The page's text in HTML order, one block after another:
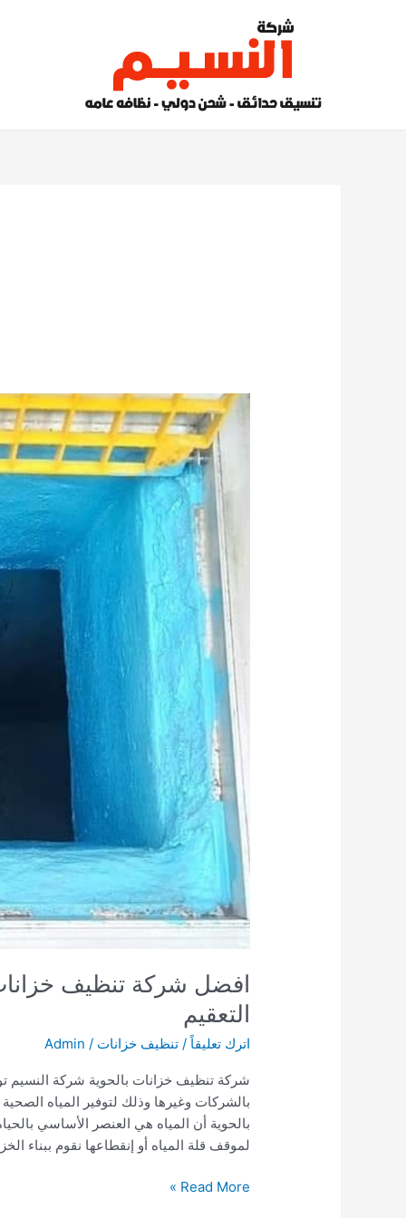
التعقيم
اترك تعليقاً /تنظيف خزانات /
Admin
شركة تنظيف خزانات بالحوية شركة النسيم
بالشركات وغيرها وذلك لتوفير المياه
بالحوية أن المياه هي العنصر الأساسي
لموقف قلة المياه أو إنقطاعها نقوم ببناء
افضل
Read More »